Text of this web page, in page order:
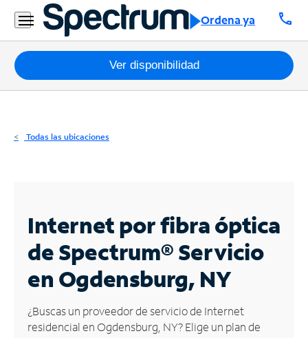
Ordena ya call
Residencial
Business
Paquetes
Internet
Business
Contáctanos
Inglés
Ver disponibilidad
Todas las ubicaciones
Internet por fibra óptica
de Spectrum®Servicio
en Ogdensburg, NY
¿Buscas un proveedor de servicio de Internet
residencial en Ogdensburg, NY? Elige un plan de